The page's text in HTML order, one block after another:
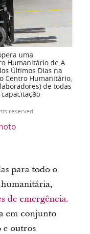
uma
Humanitário de A
Últimos Dias na
Centro Humanitário,
de todas
reserved.
para todo o
de emergência.
em conjunto
e outros